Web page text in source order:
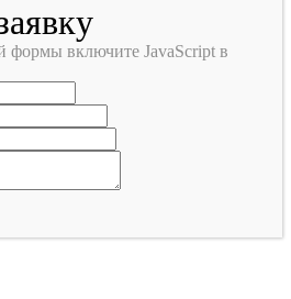
формы включите JavaScript в